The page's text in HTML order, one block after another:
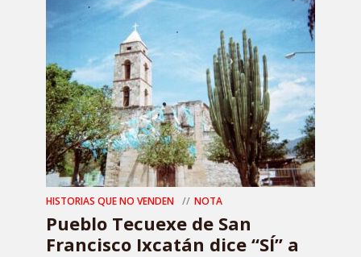
HISTORIAS QUE NO VENDEN NOTA
Pueblo Tecuexe de San
Francisco Ixcatán dice “SÍ” a